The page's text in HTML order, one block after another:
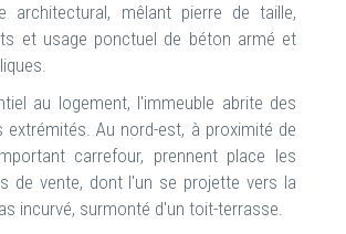
architectural, mêlant pierre de taille,
et usage ponctuel de béton armé et
au logement, l'immeuble abrite des
Au nord-est, à proximité de
carrefour, prennent place les
de vente, dont l'un se projette vers la
incurvé, surmonté d'un toit-terrasse.